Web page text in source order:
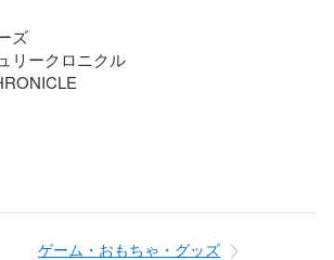
ズ
リークロニクル
ゲーム・おもちゃ・グッズ